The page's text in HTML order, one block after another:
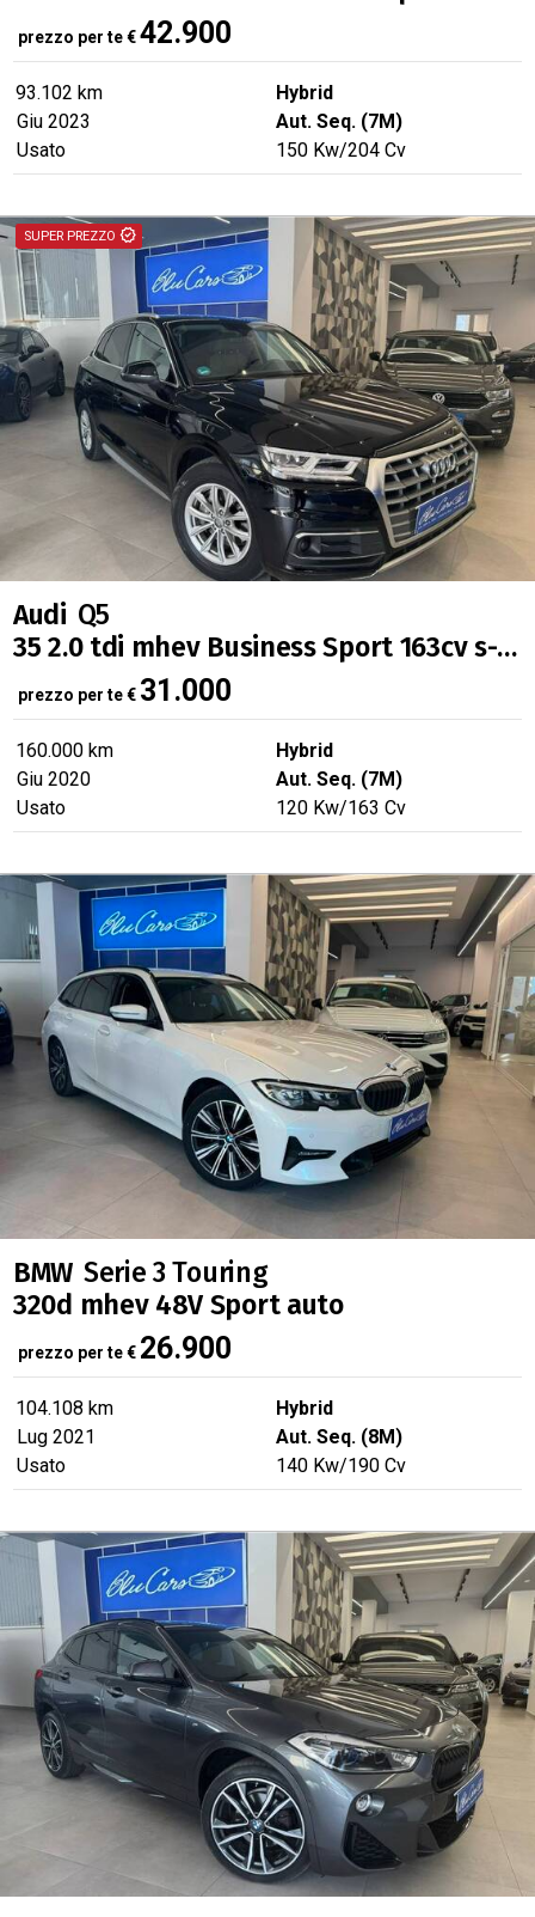
PRONTA CONSEGNA
prezzo per te€42.900
93.102 km
Hybrid
Giu 2023
Aut. Seq. (7M)
Usato
150 Kw/204 Cv
Audi Q5
35 2.0 tdi mhev Business Sport 163cv s-tronic
prezzo per te€ 31.000
160.000 km
Hybrid
Giu 2020
Aut. Seq. (7M)
Usato
120 Kw/163 Cv
BMW Serie 3 Touring
320d mhev 48V Sport auto
prezzo per te€ 26.900
104.108 km
Hybrid
Lug 2021
Aut. Seq. (8M)
Usato
140 Kw/190 Cv